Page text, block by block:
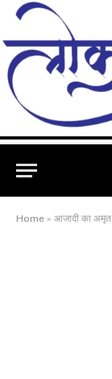
Home » आजादी का अमृत